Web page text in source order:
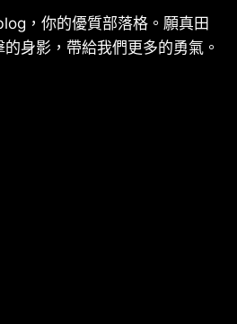
，你的優質部落格。願真田
身影，帶給我們更多的勇氣。